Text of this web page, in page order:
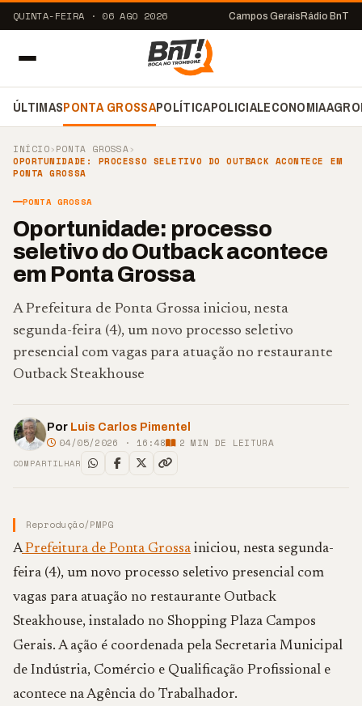
QUINTA-FEIRA · 06 AGO 2026 Campos Gerais Rádio BnT
ÚLTIMASPONTA GROSSAPOLÍTICAPOLICIALECONOMIA
INÍCIO›PONTA GROSSA›
OPORTUNIDADE: PROCESSO SELETIVO DO OUTBACK ACONTECE EM
PONTA GROSSA
PONTA GROSSA
Oportunidade: processo
seletivo do Outback acontece
em Ponta Grossa
A Prefeitura de Ponta Grossa iniciou, nesta
segunda-feira (4), um novo processo seletivo
presencial com vagas para atuação no restaurante
Outback Steakhouse
Por Luis Carlos Pimentel
04/05/2026 · 16:48 2 MIN DE LEITURA
COMPARTILHAR
Reprodução/PMPG
APrefeitura de Ponta Grossa iniciou, nesta segunda-
feira (4), um novo processo seletivo presencial com
vagas para atuação no restaurante Outback
Steakhouse, instalado no Shopping Plaza Campos
Gerais. A ação é coordenada pela Secretaria Municipal
de Indústria, Comércio e Qualificação Profissional e
acontece na Agência do Trabalhador.